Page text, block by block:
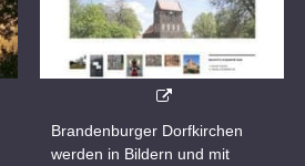
Brandenburger Dorfkirchen
werden in Bildern und mit